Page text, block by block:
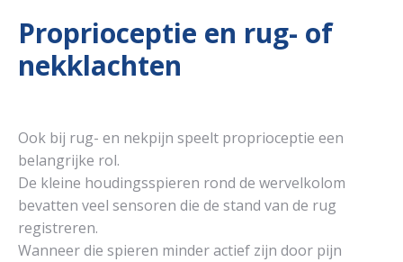
Proprioceptie en rug- of
nekklachten
Ook bij rug- en nekpijn speelt proprioceptie een
belangrijke rol.
De kleine houdingsspieren rond de wervelkolom
bevatten veel sensoren die de stand van de rug
registreren.
Wanneer die spieren minder actief zijn door pijn